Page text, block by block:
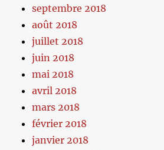
septembre 2018
août 2018
juillet 2018
juin 2018
mai 2018
avril 2018
mars 2018
février 2018
janvier 2018